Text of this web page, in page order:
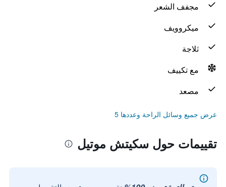
مجفف الشعر
ميكروويف
ثلاجة
مع تكييف
مصعد
عرض جميع وسائل الراحة وعددها 5
تقييمات حول سكيتش موتيل